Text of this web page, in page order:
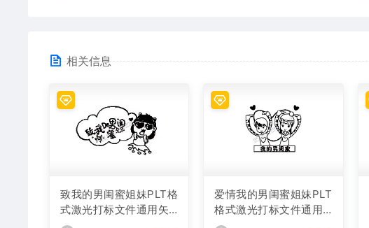
相关信息
致我的男闺蜜姐妹PLT格
式激光打标文件通用矢
量图
爱情我的男闺蜜姐妹PLT
格式激光打标文件通用
矢量图